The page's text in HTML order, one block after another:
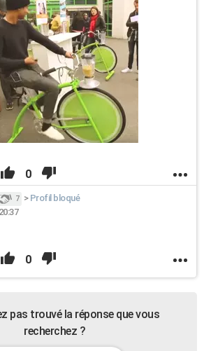
0
7 > Profil bloqué
0
pas trouvé la réponse que vous
recherchez ?